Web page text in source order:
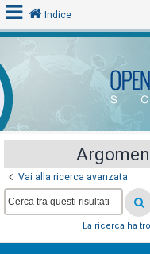
o
g
i
A
Indice
Vai alla ricerca avanzata
La ricerca ha